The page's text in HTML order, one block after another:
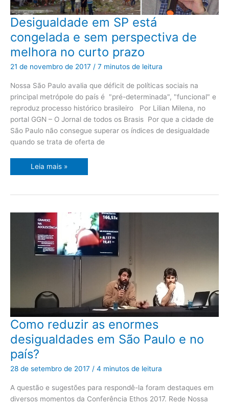
Desigualdade em SP está
congelada e sem perspectiva de
melhora no curto prazo
21 de novembro de 2017 / 7 minutos de leitura
Nossa São Paulo avalia que déficit de políticas sociais na
principal metrópole do país é "pré-determinada", "funcional" e
reproduz processo histórico brasileiro Por Lilian Milena, no
portal GGN – O Jornal de todos os Brasis Por que a cidade de
São Paulo não consegue superar os índices de desigualdade
quando se trata de oferta de
Desigualdade
em
SP
está
congelada
e
sem
perspectiva
de
no
curto
prazo
Leia mais »
Como reduzir as enormes
desigualdades em São Paulo e no
país?
28 de setembro de 2017 / 4 minutos de leitura
A questão e sugestões para respondê-la foram destaques em
diversos momentos da Conferência Ethos 2017. Rede Nossa
Como
reduzir
as
enormes
desigualdades
em
São
Paulo
e
país?